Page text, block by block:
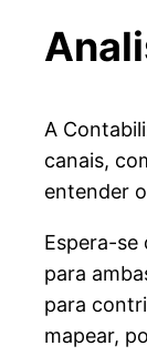
A
canais,
entender
Espera-
para
para
mapear,